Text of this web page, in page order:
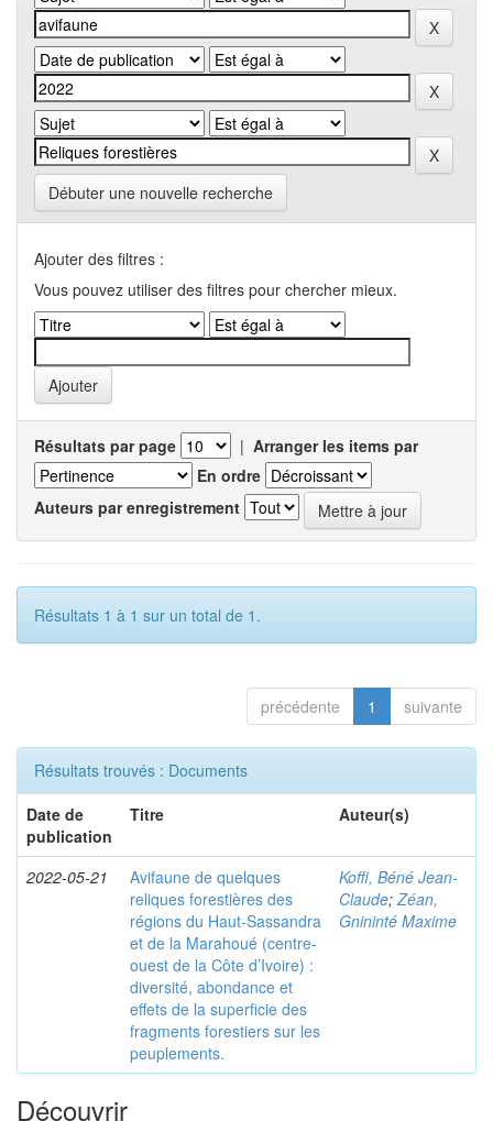
Débuter une nouvelle recherche
Ajouter des filtres :
Vous pouvez utiliser des filtres pour chercher mieux.
Résultats par page | Arranger les items par
En ordre
Auteurs par enregistrement
Résultats 1 à 1 sur un total de 1.
précédente 1 suivante
Résultats trouvés : Documents
Date de
publication
Titre Auteur(s)
2022-05-21
Avifaune de quelques
reliques forestières des
régions du Haut-Sassandra
et de la Marahoué (centre-
ouest de la Côte d’Ivoire) :
diversité, abondance et
effets de la superficie des
fragments forestiers sur les
peuplements.
Koffi, Béné Jean-
Claude; Zéan,
Gnininté Maxime
Découvrir